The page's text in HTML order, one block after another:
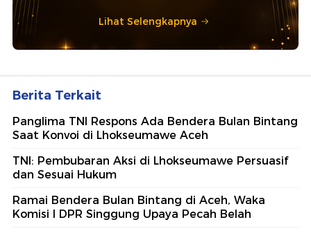
Lihat Selengkapnya
Berita Terkait
Panglima TNI Respons Ada Bendera Bulan Bintang
Saat Konvoi di Lhokseumawe Aceh
TNI: Pembubaran Aksi di Lhokseumawe Persuasif
dan Sesuai Hukum
Ramai Bendera Bulan Bintang di Aceh, Waka
Komisi I DPR Singgung Upaya Pecah Belah